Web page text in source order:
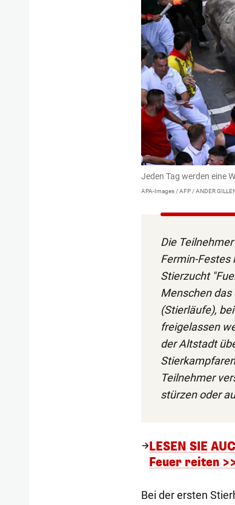
Jeden Tag werden eine
APA-Images / AFP / ANDER
Die
Fermin-Festes
Stierzucht
Menschen das
(Stierläufe),
freigelassen
der Altstadt
Teilnehmer
stürzen oder
LESEN SIE
Feuer reiten
Bei der ersten